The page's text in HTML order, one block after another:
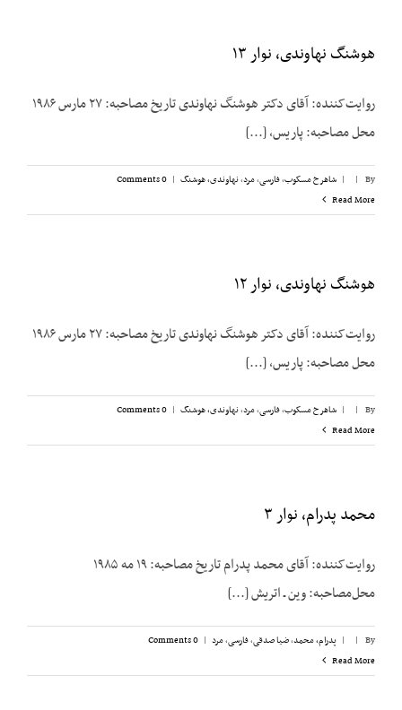
هوشنگ نهاوندی، نوار ۱۳
روایت‌کننده: آقای دکتر هوشنگ نهاوندی تاریخ مصاحبه: ۲۷ مارس ۱۹۸۶
محل مصاحبه: پاریس، [...]
By
|
| شاهرخ مسکوب,فارسی,مرد,نهاوندی، هوشنگ |
0 Comments
Read More
هوشنگ نهاوندی، نوار ۱۲
روایت‌کننده: آقای دکتر هوشنگ نهاوندی تاریخ مصاحبه: ۲۷ مارس ۱۹۸۶
محل مصاحبه: پاریس، [...]
By
|
| شاهرخ مسکوب,فارسی,مرد,نهاوندی، هوشنگ |
0 Comments
Read More
محمد پدرام، نوار ۳
روایت‌کننده: آقای محمد پدرام تاریخ مصاحبه: ۱۹ مه ۱۹۸۵
محل‌مصاحبه: وین ـ اتریش [...]
By
|
| پدرام، محمد,ضیا صدقی,فارسی,مرد |
0 Comments
Read More